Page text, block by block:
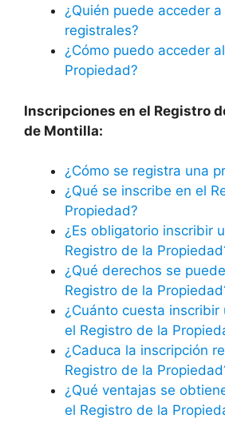
¿Quién puede acceder
registrales?
¿Cómo puedo acceder
Propiedad?
Inscripciones en el Registro
de Montilla:
¿Cómo se registra una
¿Qué se inscribe en el
Propiedad?
¿Es obligatorio inscribir
Registro de la
¿Qué derechos se
Registro de la
¿Cuánto cuesta inscribir
el Registro de la
¿Caduca la inscripción
Registro de la
¿Qué ventajas se
el Registro de la